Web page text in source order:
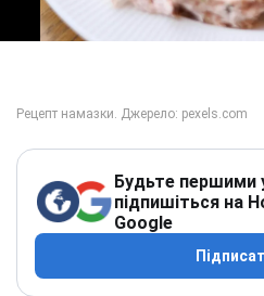
Будьте першими
підпишіться на
Google